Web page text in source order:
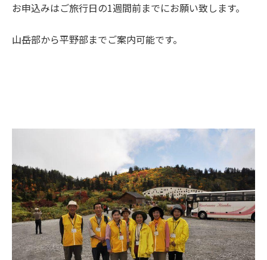
お申込みはご旅行日の1週間前までにお願い致します。
山岳部から平野部までご案内可能です。